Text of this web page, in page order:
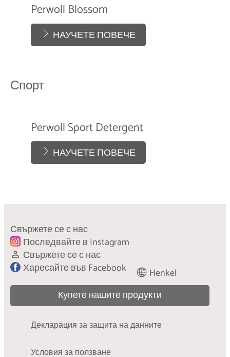
Perwoll Blossom
НАУЧЕТЕ ПОВЕЧЕ
Perwoll Bloom
Спорт
Perwoll Sport Detergent
НАУЧЕТЕ ПОВЕЧЕ
Свържете се с нас
Последвайте в Instagram
Свържете се с нас
Харесайте във Facebook
Henkel
Купете нашите продукти
Декларация за защита на данните
Условия за ползване